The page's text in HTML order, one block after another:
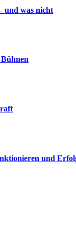
und was nicht
und